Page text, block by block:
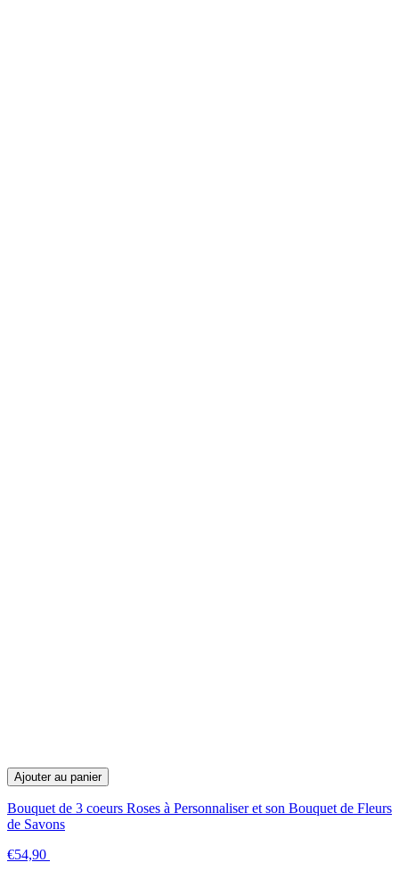
Ajouter au panier
Bouquet de 3 coeurs Roses à Personnaliser et son Bouquet de Fleurs
de Savons
€54,90